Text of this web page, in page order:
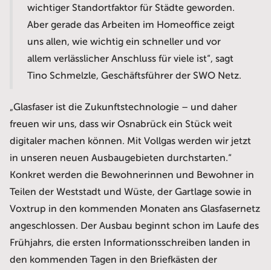
wichtiger Standortfaktor für Städte geworden.
Aber gerade das Arbeiten im Homeoffice zeigt
uns allen, wie wichtig ein schneller und vor
allem verlässlicher Anschluss für viele ist“, sagt
Tino Schmelzle, Geschäftsführer der SWO Netz.
„Glasfaser ist die Zukunftstechnologie – und daher
freuen wir uns, dass wir Osnabrück ein Stück weit
digitaler machen können. Mit Vollgas werden wir jetzt
in unseren neuen Ausbaugebieten durchstarten.“
Konkret werden die Bewohnerinnen und Bewohner in
Teilen der Weststadt und Wüste, der Gartlage sowie in
Voxtrup in den kommenden Monaten ans Glasfasernetz
angeschlossen. Der Ausbau beginnt schon im Laufe des
Frühjahrs, die ersten Informationsschreiben landen in
den kommenden Tagen in den Briefkästen der